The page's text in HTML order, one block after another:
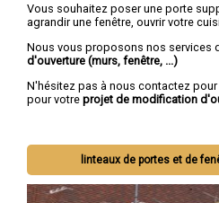
Vous souhaitez poser une porte
agrandir une fenêtre, ouvrir votre
Nous vous proposons nos services d
d'ouverture (murs, fenêtre, ...)
N'hésitez pas à nous contactez
pour votre projet de modification
linteaux de portes et de